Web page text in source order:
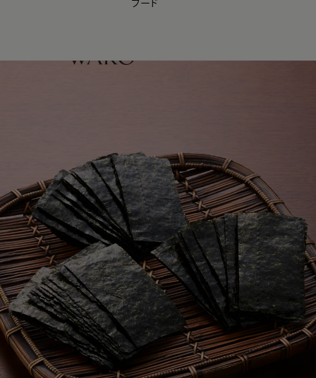
【会員様限定】夏のプレゼントキャンペーン開催中
フード